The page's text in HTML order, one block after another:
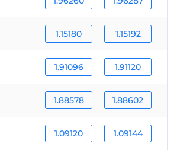
1.15180 1.15192
1.91096 1.91120
1.88578 1.88602
1.09120 1.09144